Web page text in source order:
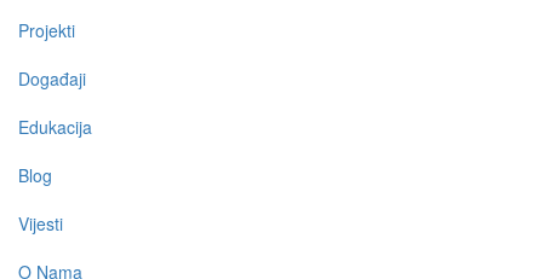
Projekti
Događaji
Edukacija
Blog
Vijesti
O Nama